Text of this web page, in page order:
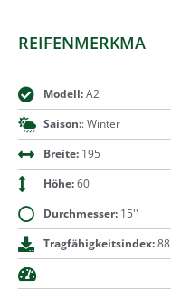
REIFENMERKMA
Modell:A2
Saison:: Winter
Breite:195
Höhe:60
Durchmesser:15''
Tragfähigkeitsindex:88